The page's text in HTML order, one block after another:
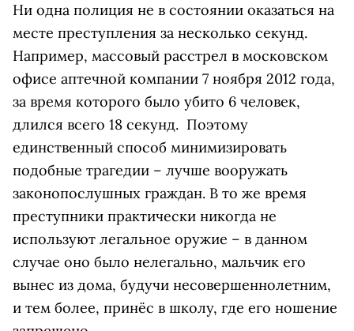
Ни одна полиция не в состоянии оказаться на
месте преступления за несколько секунд.
Например, массовый расстрел в московском
офисе аптечной компании 7 ноября 2012 года,
за время которого было убито 6 человек,
длился всего 18 секунд. Поэтому
единственный способ минимизировать
подобные трагедии – лучше вооружать
законопослушных граждан. В то же время
преступники практически никогда не
используют легальное оружие – в данном
случае оно было нелегально, мальчик его
вынес из дома, будучи несовершеннолетним,
и тем более, принёс в школу, где его ношение